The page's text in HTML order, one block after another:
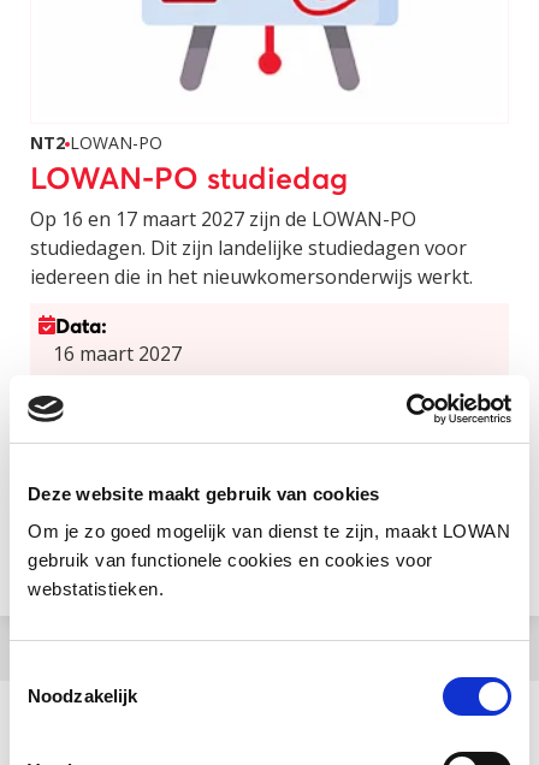
Deze website maakt gebruik van cookies
Om je zo goed mogelijk van dienst te zijn, maakt LOWAN
gebruik van functionele cookies en cookies voor
webstatistieken.
Noodzakelijk
NT2 LOWAN-PO
LOWAN-PO studiedag
Op 16 en 17 maart 2027 zijn de LOWAN-PO
studiedagen. Dit zijn landelijke studiedagen voor
iedereen die in het nieuwkomersonderwijs werkt.
Data:
16 maart 2027
09:00 - 16:15 uur
NBC, Nieuwegein
09:00 - 16:15 uur
NBC, Nieuwegein